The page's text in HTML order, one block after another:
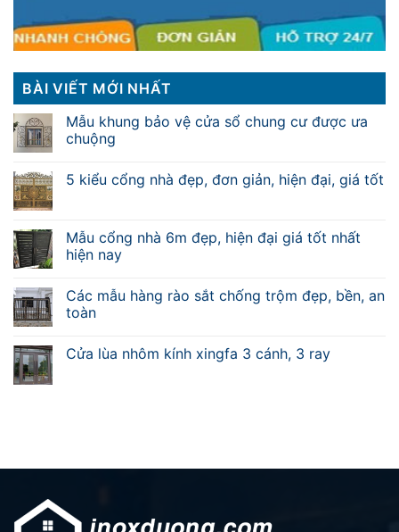
BÀI VIẾT MỚI NHẤT
Mẫu khung bảo vệ cửa sổ chung cư được ưa
chuộng
5 kiểu cổng nhà đẹp, đơn giản, hiện đại, giá tốt
Mẫu cổng nhà 6m đẹp, hiện đại giá tốt nhất
hiện nay
Các mẫu hàng rào sắt chống trộm đẹp, bền, an
toàn
Cửa lùa nhôm kính xingfa 3 cánh, 3 ray